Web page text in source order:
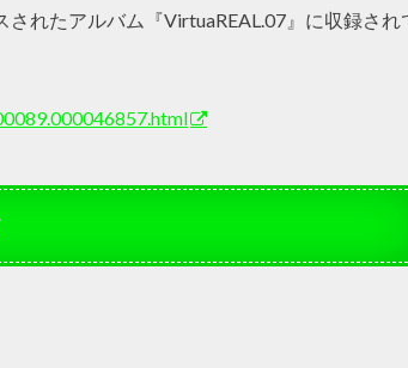
れたアルバム『VirtuaREAL.07』に収録され